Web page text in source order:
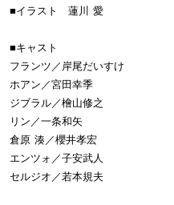
■イラスト 蓮川 愛
■キャスト
フランツ／岸尾だいすけ
ホアン／宮田幸季
ジブラル／檜山修之
リン／一条和矢
倉原 湊／櫻井孝宏
エンツォ／子安武人
セルジオ／若本規夫